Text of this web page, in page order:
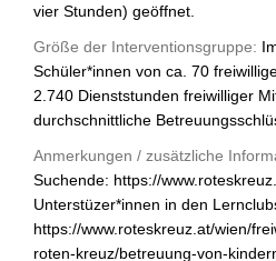
vier Stunden) geöffnet.
Größe der Interventionsgruppe:
Schüler*innen von ca. 70
2.740 Dienststunden freiwilliger
durchschnittliche
Anmerkungen / zusätzliche
Suchende: https://
Unterstüzer*innen in den
https://www.roteskreuz.at/wien/
roten-kreuz/betreuung-von-